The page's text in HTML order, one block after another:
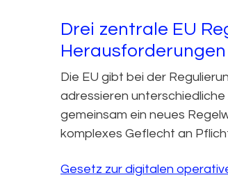
Drei zentrale EU
Herausforderungen
Die EU gibt bei der
adressieren
gemeinsam ein neues
komplexes Geflecht an
Gesetz zur digitalen